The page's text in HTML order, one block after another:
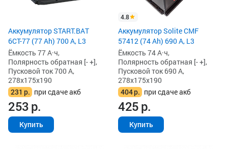
Аккумулятор START.BAT
6СТ-77 (77 Ah) 700 А, L3
Ёмкость 77 А·ч,
Полярность обратная [- +],
Пусковой ток 700 А,
278x175x190
231 р. при сдаче акб
253р.
Купить
4.8
Аккумулятор Solite CMF
57412 (74 Ah) 690 А, L3
Ёмкость 74 А·ч,
Полярность обратная [- +],
Пусковой ток 690 А,
278x175x190
404р. при сдаче акб
425р.
Купить